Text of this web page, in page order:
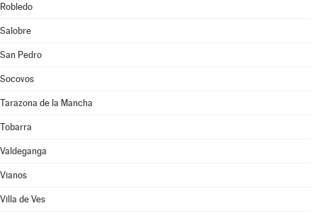
Robledo
Salobre
San Pedro
Socovos
Tarazona de la Mancha
Tobarra
Valdeganga
Vianos
Villa de Ves